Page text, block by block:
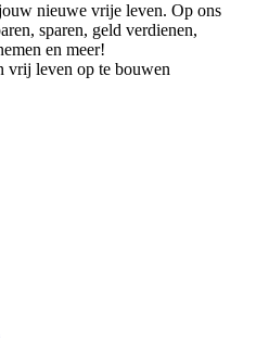
nieuwe vrije leven. Op ons
sparen, geld verdienen,
en meer!
vrij leven op te bouwen